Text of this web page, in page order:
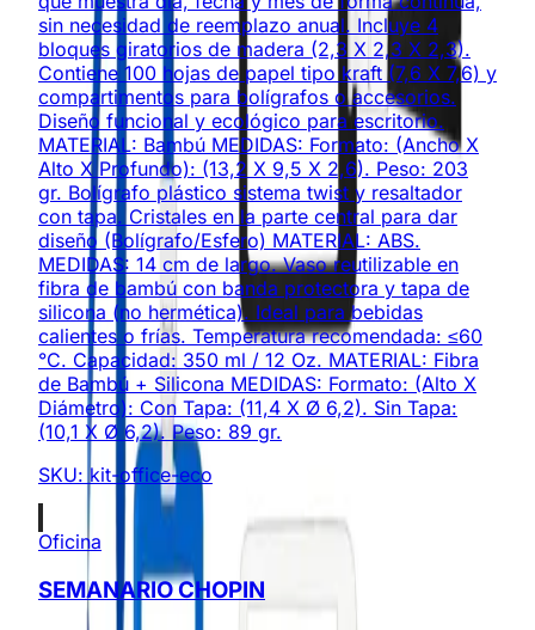
sin necesidad de reemplazo anual. Incluye 4
bloques giratorios de madera (2,3 X 2,3 X 2,3).
Contiene 100 hojas de papel tipo kraft (7,6 X 7,6) y
compartimentos para bolígrafos o accesorios.
Diseño funcional y ecológico para escritorio.
MATERIAL: Bambú MEDIDAS: Formato: (Ancho X
Alto X Profundo): (13,2 X 9,5 X 2,6). Peso: 203
gr. Bolígrafo plástico sistema twist y resaltador
con tapa. Cristales en la parte central para dar
diseño (Bolígrafo/Esfero) MATERIAL: ABS.
MEDIDAS: 14 cm de largo. Vaso reutilizable en
fibra de bambú con banda protectora y tapa de
silicona (no hermética). Ideal para bebidas
calientes o frías. Temperatura recomendada: ≤60
°C. Capacidad: 350 ml / 12 Oz. MATERIAL: Fibra
de Bambú + Silicona MEDIDAS: Formato: (Alto X
Diámetro): Con Tapa: (11,4 X Ø 6,2). Sin Tapa:
(10,1 X Ø 6,2). Peso: 89 gr.
SKU: kit-office-eco
Oficina
SEMANARIO CHOPIN